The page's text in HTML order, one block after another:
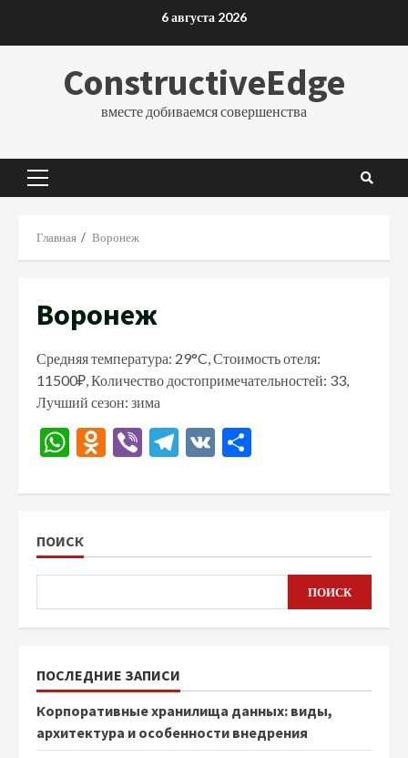
6 августа 2026
ConstructiveEdge
вместе добиваемся совершенства
Основное
Главная Воронеж
Воронеж
Средняя температура: 29°C, Стоимость отеля:
11500₽, Количество достопримечательностей: 33,
Лучший сезон: зима
WhatsApp
Odnoklassniki
ViberTelegram
VK
ПОИСК
ПОИСК
ПОСЛЕДНИЕ ЗАПИСИ
Корпоративные хранилища данных: виды,
архитектура и особенности внедрения